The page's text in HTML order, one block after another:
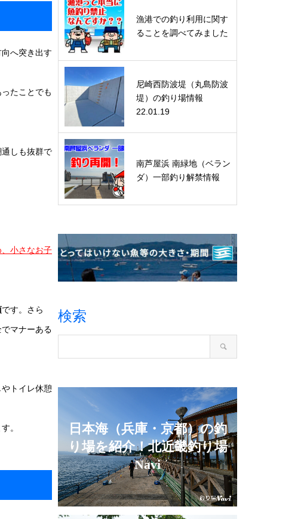
へ突き出す
たことでも
しも抜群で
小さなお子
です。さら
マナーある
トイレ休憩
。
漁港での釣り利用に関す
ることを調べてみました
尼崎西防波堤（丸島防波
堤）の釣り場情報
22.01.19
南芦屋浜 南緑地（ベラン
ダ）一部釣り解禁情報
検索
日本海（兵庫・京都）の釣
り場を紹介！北近畿釣り場
Navi